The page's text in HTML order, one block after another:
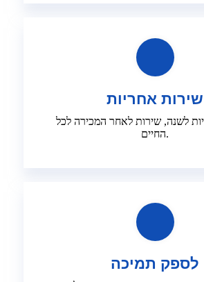
שירות אחריות
לשנה, שירות לאחר המכירה לכל
החיים.
לספק תמיכה